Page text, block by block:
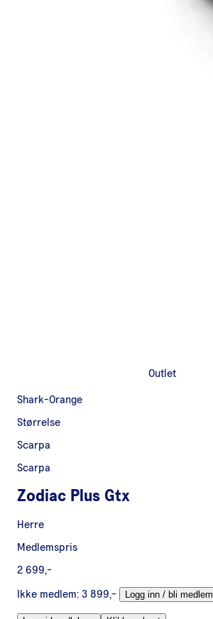
Outlet
Shark-Orange
Størrelse
Scarpa
Scarpa
Zodiac Plus Gtx
Herre
Medlemspris
2 699,-
Ikke medlem: 3 899,- Logg inn / bli medlem